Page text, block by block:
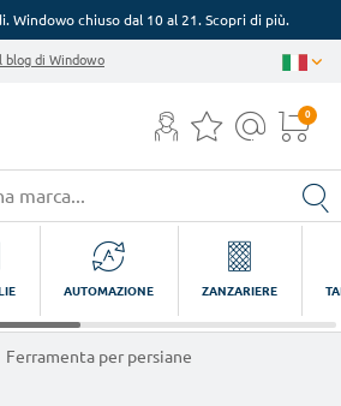
Windowo chiuso dal 10 al 21. Scopri di più.
blog di Windowo
0
AUTOMAZIONE ZANZARIERE
Ferramenta per persiane